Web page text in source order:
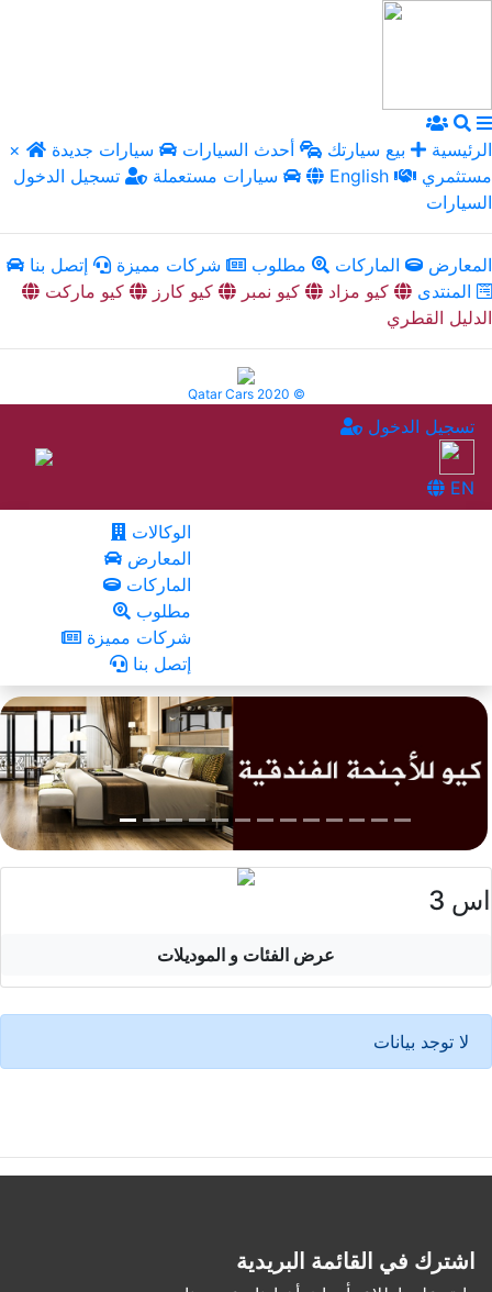
× الرئيسية بيع سيارتك أحدث السيارات
سيارات جديدة
سيارات مستعملة
تسجيل الدخول English
السيارات
المعارض الماركات مطلوب شركات مميزة
إتصل بنا
المنتدى
كيو مزاد كيو نمبر كيو كارز
كيو ماركت
الدليل القطري
Qatar Cars 2020 ©
تسجيل الدخول
EN
الوكالات
المعارض
الماركات
مطلوب
شركات مميزة
إتصل بنا
اس 3
عرض الفئات و الموديلات
لا توجد بيانات
اشترك في القائمة البريدية